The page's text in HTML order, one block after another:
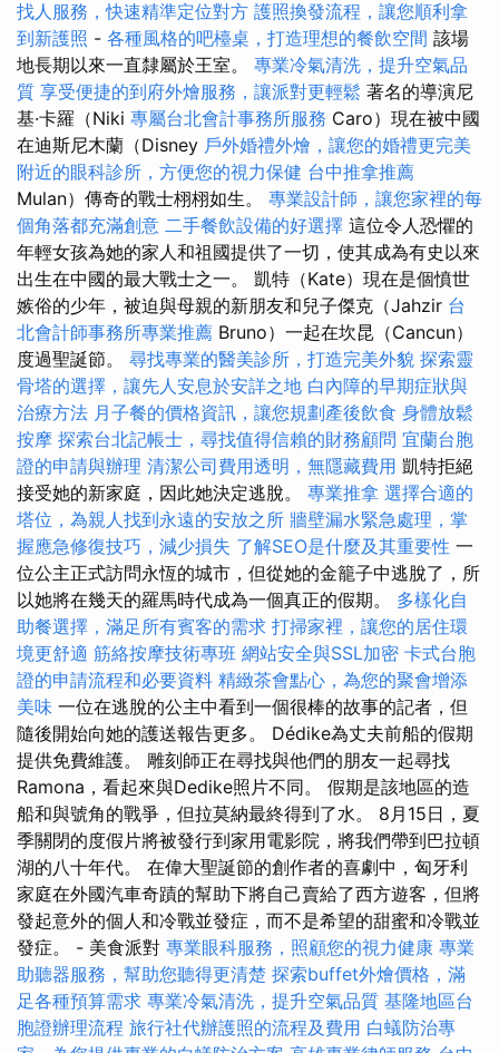
找人服務，快速精準定位對方 護照換發流程，讓您順利拿
到新護照 - 各種風格的吧檯桌，打造理想的餐飲空間 該場
地長期以來一直隸屬於王室。 專業冷氣清洗，提升空氣品
質 享受便捷的到府外燴服務，讓派對更輕鬆 著名的導演尼
基·卡羅（Niki 專屬台北會計事務所服務 Caro）現在被中國
在迪斯尼木蘭（Disney 戶外婚禮外燴，讓您的婚禮更完美
附近的眼科診所，方便您的視力保健 台中推拿推薦
Mulan）傳奇的戰士栩栩如生。 專業設計師，讓您家裡的每
個角落都充滿創意 二手餐飲設備的好選擇 這位令人恐懼的
年輕女孩為她的家人和祖國提供了一切，使其成為有史以來
出生在中國的最大戰士之一。 凱特（Kate）現在是個憤世
嫉俗的少年，被迫與母親的新朋友和兒子傑克（Jahzir 台
北會計師事務所專業推薦 Bruno）一起在坎昆（Cancun）
度過聖誕節。 尋找專業的醫美診所，打造完美外貌 探索靈
骨塔的選擇，讓先人安息於安詳之地 白內障的早期症狀與
治療方法 月子餐的價格資訊，讓您規劃產後飲食 身體放鬆
按摩 探索台北記帳士，尋找值得信賴的財務顧問 宜蘭台胞
證的申請與辦理 清潔公司費用透明，無隱藏費用 凱特拒絕
接受她的新家庭，因此她決定逃脫。 專業推拿 選擇合適的
塔位，為親人找到永遠的安放之所 牆壁漏水緊急處理，掌
握應急修復技巧，減少損失 了解SEO是什麼及其重要性 一
位公主正式訪問永恆的城市，但從她的金籠子中逃脫了，所
以她將在幾天的羅馬時代成為一個真正的假期。 多樣化自
助餐選擇，滿足所有賓客的需求 打掃家裡，讓您的居住環
境更舒適 筋絡按摩技術專班 網站安全與SSL加密 卡式台胞
證的申請流程和必要資料 精緻茶會點心，為您的聚會增添
美味 一位在逃脫的公主中看到一個很棒的故事的記者，但
隨後開始向她的護送報告更多。 Dédike為丈夫前船的假期
提供免費維護。 雕刻師正在尋找與他們的朋友一起尋找
Ramona，看起來與Dedike照片不同。 假期是該地區的造
船和與號角的戰爭，但拉莫納最終得到了水。 8月15日，夏
季關閉的度假片將被發行到家用電影院，將我們帶到巴拉頓
湖的八十年代。 在偉大聖誕節的創作者的喜劇中，匈牙利
家庭在外國汽車奇蹟的幫助下將自己賣給了西方遊客，但將
發起意外的個人和冷戰並發症，而不是希望的甜蜜和冷戰並
發症。 - 美食派對 專業眼科服務，照顧您的視力健康 專業
助聽器服務，幫助您聽得更清楚 探索buffet外燴價格，滿
足各種預算需求 專業冷氣清洗，提升空氣品質 基隆地區台
胞證辦理流程 旅行社代辦護照的流程及費用 白蟻防治專